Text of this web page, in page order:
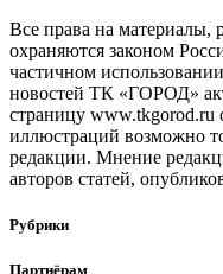
Все права на
охраняются законом
частичном
новостей ТК «ГОРОД»
страницу www.tkgorod.ru
иллюстраций возможно
редакции. Мнение
авторов статей,
Рубрики
Партнёрам